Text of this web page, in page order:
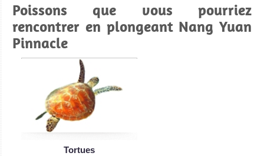
Poissons que vous pourriez
rencontrer en plongeant Nang Yuan
Pinnacle
Tortues